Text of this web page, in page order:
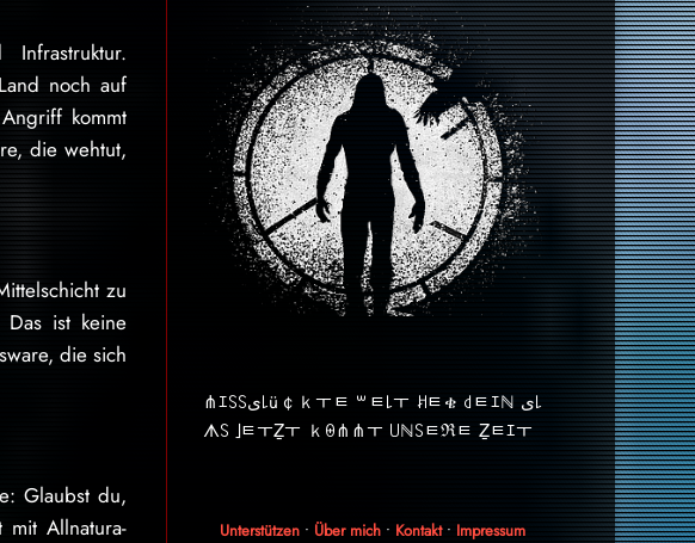
noch auf
kommt
die wehtut,
zu
Das ist keine
die sich
Glaubst du,
Allnatura-
⋔ｴ꒚꒚ﻯ꒒ü￠ｋￓﾼ ꒳ﾼ꒒ￓ ꎧﾼቄ ꒯ﾼｴℕ ﻯ꒒
ᗑ꒚ ｣ﾼￓẔￓ ｋꑙ⋔⋔ￓ ꒤ℕ꒚ﾼℜﾼ Ẕﾼｴￓ
Unterstützen• Über mich• Kontakt• Impressum